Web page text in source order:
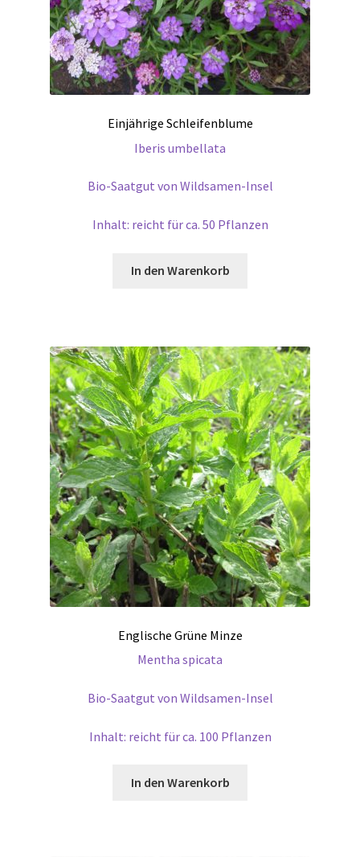
Einjährige Schleifenblume
Iberis umbellata
Bio-Saatgut von Wildsamen-Insel
Inhalt: reicht für ca. 50 Pflanzen
In den Warenkorb
Englische Grüne Minze
Mentha spicata
Bio-Saatgut von Wildsamen-Insel
Inhalt: reicht für ca. 100 Pflanzen
In den Warenkorb